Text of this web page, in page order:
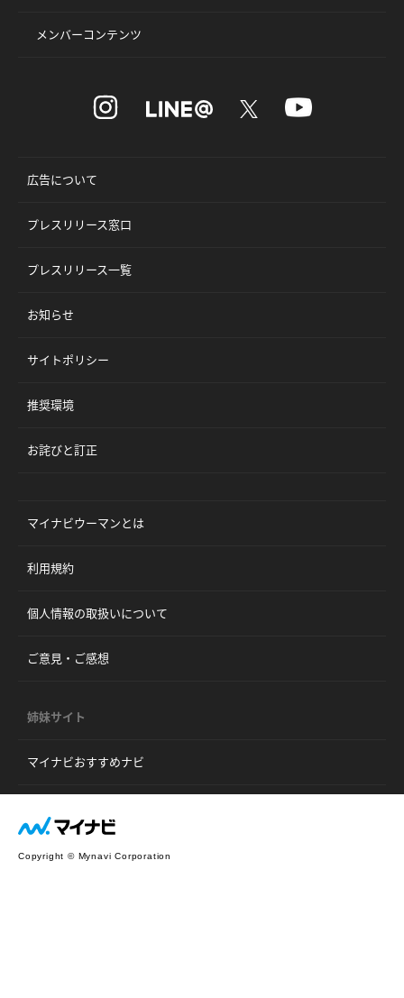
メンバーコンテンツ
広告について
プレスリリース窓口
プレスリリース一覧
お知らせ
サイトポリシー
推奨環境
お詫びと訂正
マイナビウーマンとは
利用規約
個人情報の取扱いについて
ご意見・ご感想
姉妹サイト
マイナビおすすめナビ
Copyright © Mynavi Corporation